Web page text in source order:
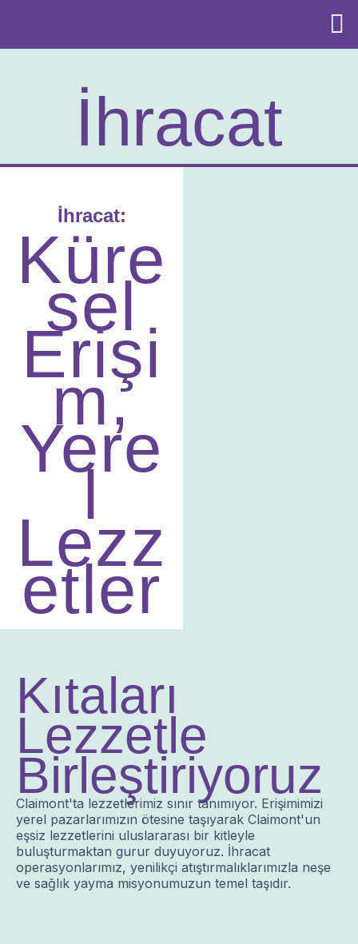
İhracat
İhracat:
Küre
sel
Erişi
m,
Yere
l
Lezz
etler
Kıtaları
Lezzetle
Birleştiriyoruz
Claimont'ta lezzetlerimiz sınır tanımıyor. Erişimimizi
yerel pazarlarımızın ötesine taşıyarak Claimont'un
eşsiz lezzetlerini uluslararası bir kitleyle
buluşturmaktan gurur duyuyoruz. İhracat
operasyonlarımız, yenilikçi atıştırmalıklarımızla neşe
ve sağlık yayma misyonumuzun temel taşıdır.